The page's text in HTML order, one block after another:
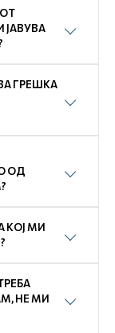
ГРЕШКА
ОД
КОЈ МИ
НЕ МИ